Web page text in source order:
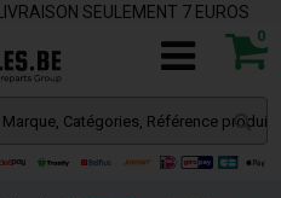
LIVRAISON SEULEMENT 7 EUROS
0